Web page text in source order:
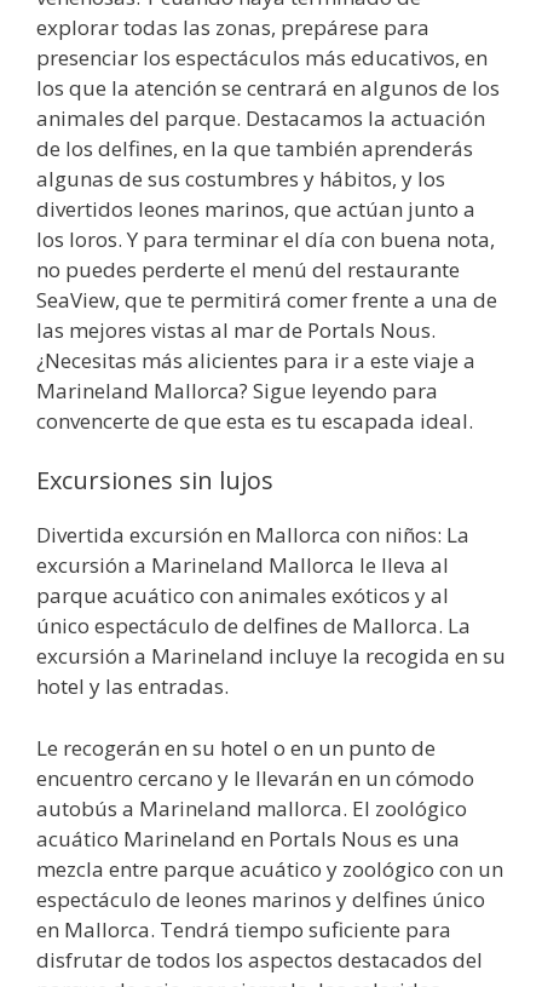
explorar todas las zonas, prepárese para
presenciar los espectáculos más educativos, en
los que la atención se centrará en algunos de los
animales del parque. Destacamos la actuación
de los delfines, en la que también aprenderás
algunas de sus costumbres y hábitos, y los
divertidos leones marinos, que actúan junto a
los loros. Y para terminar el día con buena nota,
no puedes perderte el menú del restaurante
SeaView, que te permitirá comer frente a una de
las mejores vistas al mar de Portals Nous.
¿Necesitas más alicientes para ir a este viaje a
Marineland Mallorca? Sigue leyendo para
convencerte de que esta es tu escapada ideal.
Excursiones sin lujos
Divertida excursión en Mallorca con niños: La
excursión a Marineland Mallorca le lleva al
parque acuático con animales exóticos y al
único espectáculo de delfines de Mallorca. La
excursión a Marineland incluye la recogida en su
hotel y las entradas.
Le recogerán en su hotel o en un punto de
encuentro cercano y le llevarán en un cómodo
autobús a Marineland mallorca. El zoológico
acuático Marineland en Portals Nous es una
mezcla entre parque acuático y zoológico con un
espectáculo de leones marinos y delfines único
en Mallorca. Tendrá tiempo suficiente para
disfrutar de todos los aspectos destacados del